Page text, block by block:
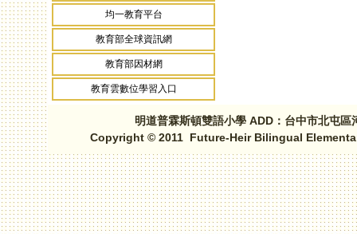
均一教育平台
教育部全球資訊網
教育部因材網
教育雲數位學習入口
明道普霖斯頓雙語小學 ADD：台中市北屯
Copyright © 2011 Future-Heir Bilingual